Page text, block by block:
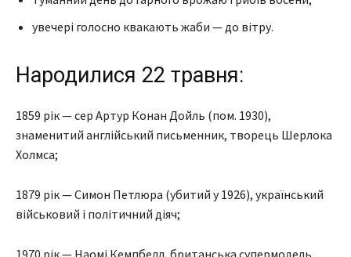
увечері голосно квакають жаби — до вітру.
Народилися 22 травня:
1859 рік — сер Артур Конан Дойль (пом. 1930),
знаменитий англійський письменник, творець Шерлока
Холмса;
1879 рік — Симон Петлюра (убитий у 1926), український
військовий і політичний діяч;